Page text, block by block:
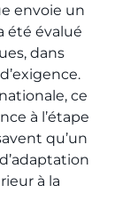
envoie un
été évalué
dans
ce
à l’étape
qu’un
à la